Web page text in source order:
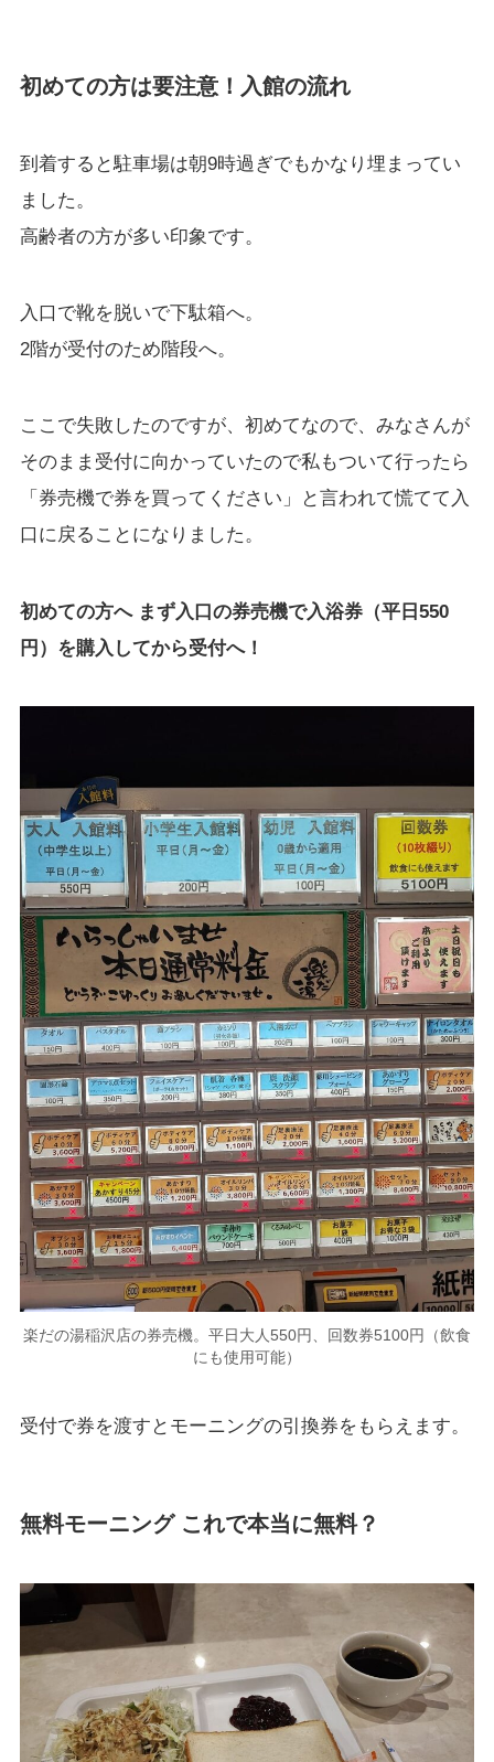
初めての方は要注意！入館の流れ
到着すると駐車場は朝9時過ぎでもかなり埋まってい
ました。
高齢者の方が多い印象です。
入口で靴を脱いで下駄箱へ。
2階が受付のため階段へ。
ここで失敗したのですが、初めてなので、みなさんが
そのまま受付に向かっていたので私もついて行ったら
「券売機で券を買ってください」と言われて慌てて入
口に戻ることになりました。
初めての方へ まず入口の券売機で入浴券（平日550
円）を購入してから受付へ！
楽だの湯稲沢店の券売機。平日大人550円、回数券5100円（飲食
にも使用可能）
受付で券を渡すとモーニングの引換券をもらえます。
無料モーニング これで本当に無料？